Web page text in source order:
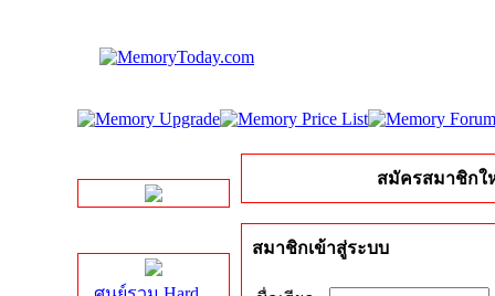
สมัครสมาชิกใ
สมาชิกเข้าสู่ระบบ